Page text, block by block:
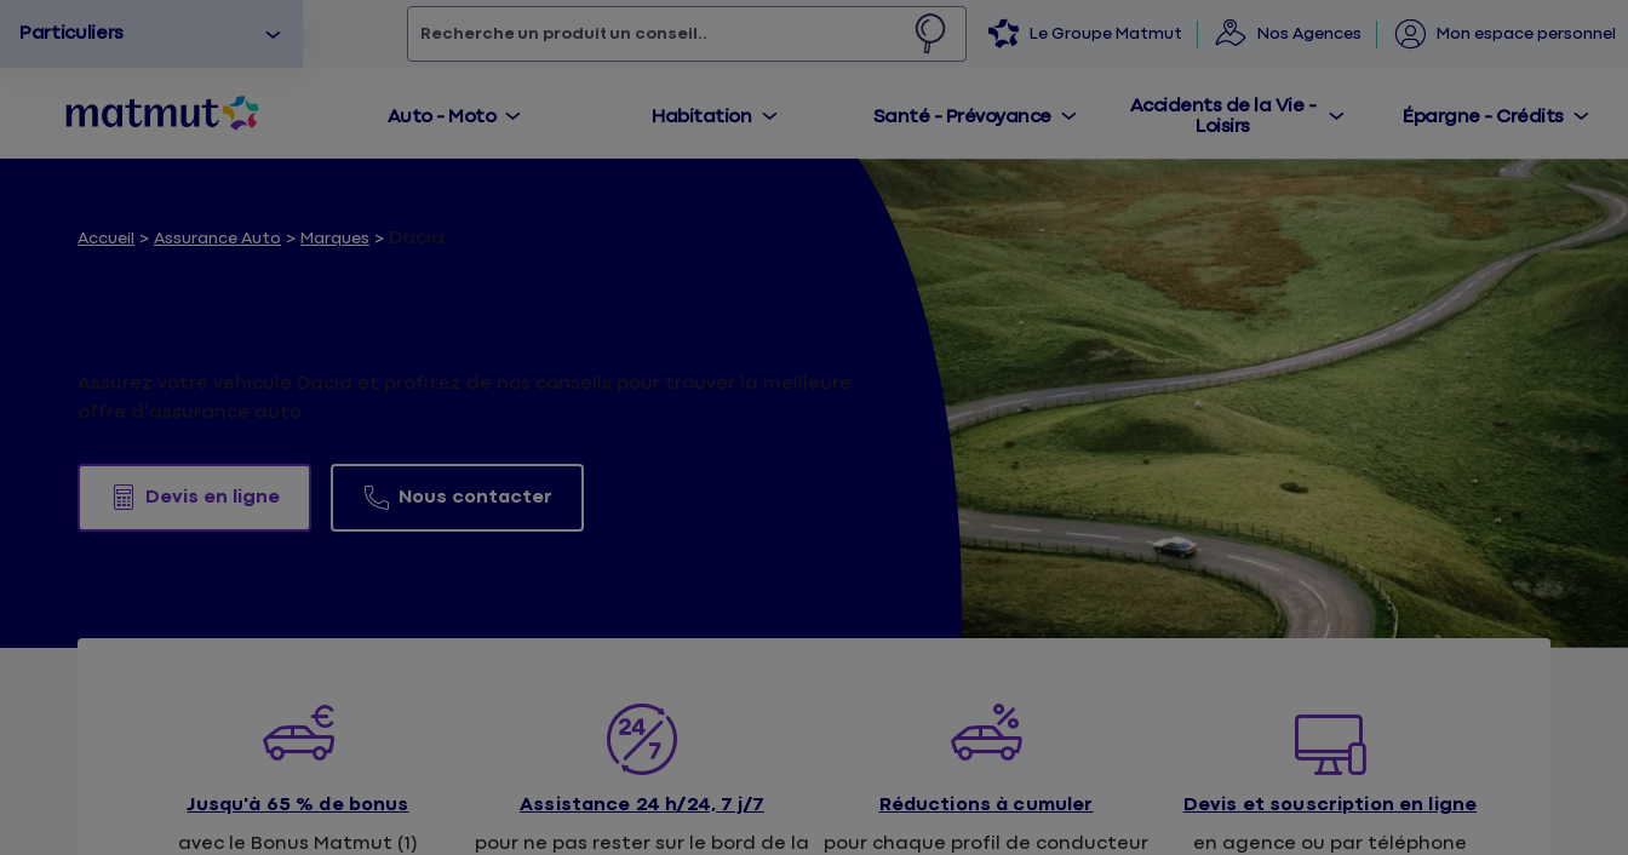
Particuliers Rechercherun produit,un conseil... Le Groupe Matmut Nos Agences Mon espace personnel
Auto - Moto Habitation Santé - Prévoyance
Accidents de la Vie -
Loisirs
Épargne - Crédits
Accueil Assurance Auto Marques Dacia
Assurez votre véhicule Dacia et profitez de nos conseils pour trouver la meilleure
offre d’assurance auto.
Devis en ligne Nous contacter
Jusqu'à 65 % de bonus
avec le Bonus Matmut (1)
Assistance 24 h/24, 7 j/7
pour ne pas rester sur le bord de la
Réductions à cumuler
pour chaque profil de conducteur
Devis et souscription en ligne
en agence ou par téléphone